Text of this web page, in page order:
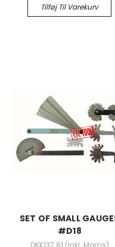
Tilføj Til Varekurv
SET OF SMALL
#D18